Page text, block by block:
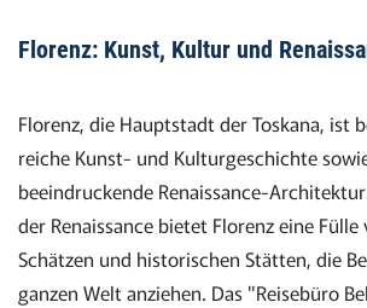
Florenz: Kunst, Kultur und
Florenz, die Hauptstadt der Toskana, ist
reiche Kunst- und Kulturgeschichte
beeindruckende Renaissance-
der Renaissance bietet Florenz eine
Schätzen und historischen Stätten, die
ganzen Welt anziehen. Das "Reisebüro